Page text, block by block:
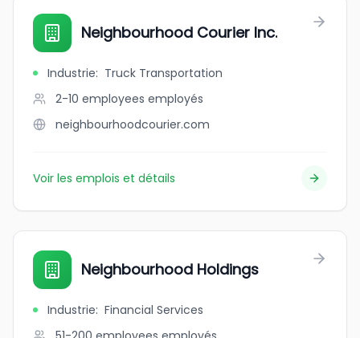
Neighbourhood Courier Inc.
Industrie: Truck Transportation
2-10 employees employés
neighbourhoodcourier.com
Voir les emplois et détails
Neighbourhood Holdings
Industrie: Financial Services